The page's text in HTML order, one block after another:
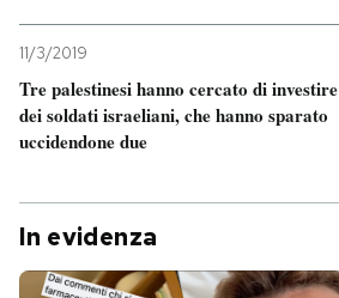
11/3/2019
Tre palestinesi hanno cercato di investire
dei soldati israeliani, che hanno sparato
uccidendone due
In evidenza